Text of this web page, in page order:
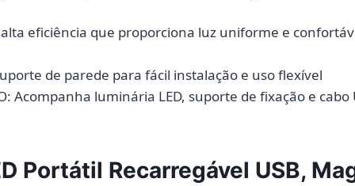
alta eficiência que proporciona luz uniforme e
de parede para fácil instalação e uso flexível
Acompanha luminária LED, suporte de fixação e cabo
Portátil Recarregável USB,